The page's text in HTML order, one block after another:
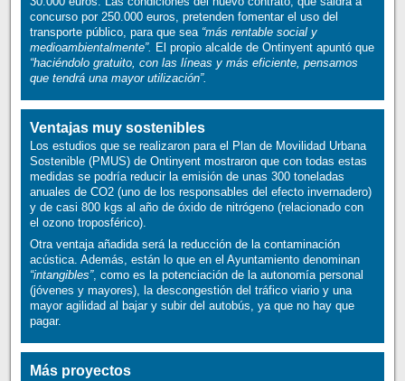
concurso por 250.000 euros, pretenden fomentar el uso del
transporte público, para que sea “más rentable social y
medioambientalmente”. El propio alcalde de Ontinyent apuntó que
“haciéndolo gratuito, con las líneas y más eficiente, pensamos
que tendrá una mayor utilización”.
Ventajas muy sostenibles
Los estudios que se realizaron para el Plan de Movilidad Urbana
Sostenible (PMUS) de Ontinyent mostraron que con todas estas
medidas se podría reducir la emisión de unas 300 toneladas
anuales de CO2 (uno de los responsables del efecto invernadero)
y de casi 800 kgs al año de óxido de nitrógeno (relacionado con
el ozono troposférico).
Otra ventaja añadida será la reducción de la contaminación
acústica. Además, están lo que en el Ayuntamiento denominan
“intangibles”, como es la potenciación de la autonomía personal
(jóvenes y mayores), la descongestión del tráfico viario y una
mayor agilidad al bajar y subir del autobús, ya que no hay que
pagar.
Más proyectos